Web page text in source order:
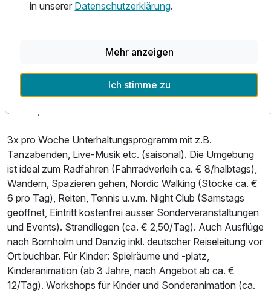
Für 4 Tage p.P. ab225,00 €
Doppelzimmer Standard
2 Erwachsene
1.200 kcal (gegen Gebühr). Panorama-Dachterrasse,
verbunden) EZ Economy (ca. 13 qm) und DZ Economy
(ca. 16-18 qm), teilw. mit Balkon oder französischem
Balkon, ohne Meerblick.
3x pro Woche Unterhaltungsprogramm mit z.B.
Tanzabenden, Live-Musik etc. (saisonal). Die Umgebung
ist ideal zum Radfahren (Fahrradverleih ca. € 8/halbtags),
Wandern, Spazieren gehen, Nordic Walking (Stöcke ca. €
6 pro Tag), Reiten, Tennis u.v.m. Night Club (Samstags
geöffnet, Eintritt kostenfrei ausser Sonderveranstaltungen
und Events). Strandliegen (ca. € 2,50/Tag). Auch Ausflüge
nach Bornholm und Danzig inkl. deutscher Reiseleitung vor
Ort buchbar. Für Kinder: Spielräume und -platz,
Kinderanimation (ab 3 Jahre, nach Angebot ab ca. €
12/Tag). Workshops für Kinder und Sonderanimation (ca.
in unserer Datenschutzerklärung.
Mehr anzeigen
Ich stimme zu